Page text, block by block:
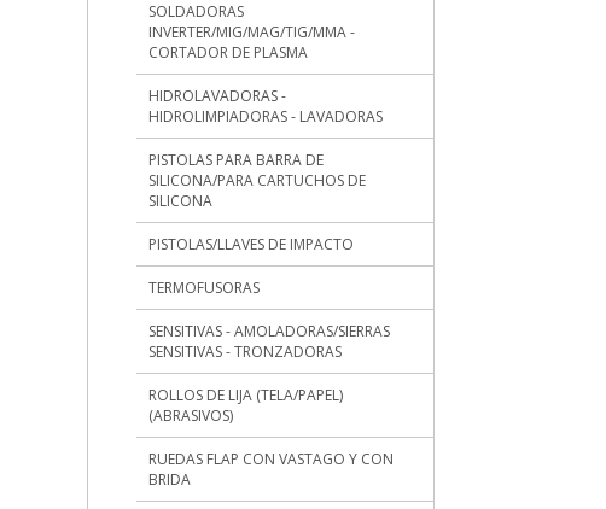
SOLDADORAS
INVERTER/MIG/MAG/TIG/MMA -
CORTADOR DE PLASMA
HIDROLAVADORAS -
HIDROLIMPIADORAS - LAVADORAS
PISTOLAS PARA BARRA DE
SILICONA/PARA CARTUCHOS DE
SILICONA
PISTOLAS/LLAVES DE IMPACTO
TERMOFUSORAS
SENSITIVAS - AMOLADORAS/SIERRAS
SENSITIVAS - TRONZADORAS
ROLLOS DE LIJA (TELA/PAPEL)
(ABRASIVOS)
RUEDAS FLAP CON VASTAGO Y CON
BRIDA